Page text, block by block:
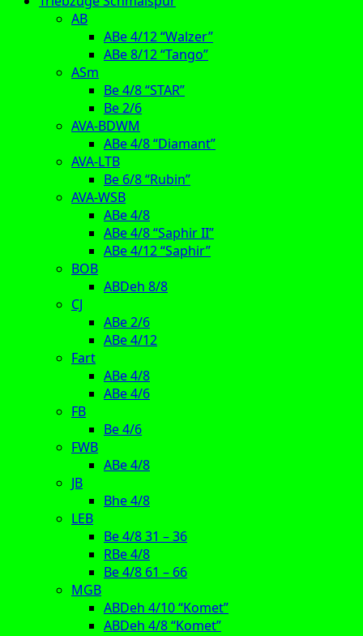
AB
ABe 4/12 “Walzer”
ABe 8/12 “Tango”
ASm
Be 4/8 “STAR”
Be 2/6
AVA-BDWM
ABe 4/8 “Diamant”
AVA-LTB
Be 6/8 “Rubin”
AVA-WSB
ABe 4/8
ABe 4/8 “Saphir II”
ABe 4/12 “Saphir”
BOB
ABDeh 8/8
CJ
ABe 2/6
ABe 4/12
Fart
ABe 4/8
ABe 4/6
FB
Be 4/6
FWB
ABe 4/8
JB
Bhe 4/8
LEB
Be 4/8 31 – 36
RBe 4/8
Be 4/8 61 – 66
MGB
ABDeh 4/10 “Komet”
ABDeh 4/8 “Komet”